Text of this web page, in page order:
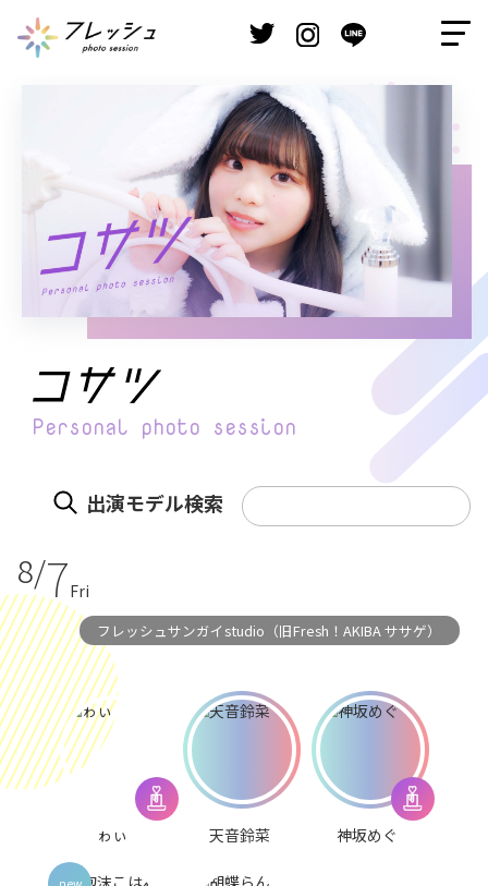
Personal photo session
出演モデル検索
8/7Fri
フレッシュサンガイstudio（旧Fresh！AKIBA ササゲ）
ゎぃ 天音鈴菜 神坂めぐ